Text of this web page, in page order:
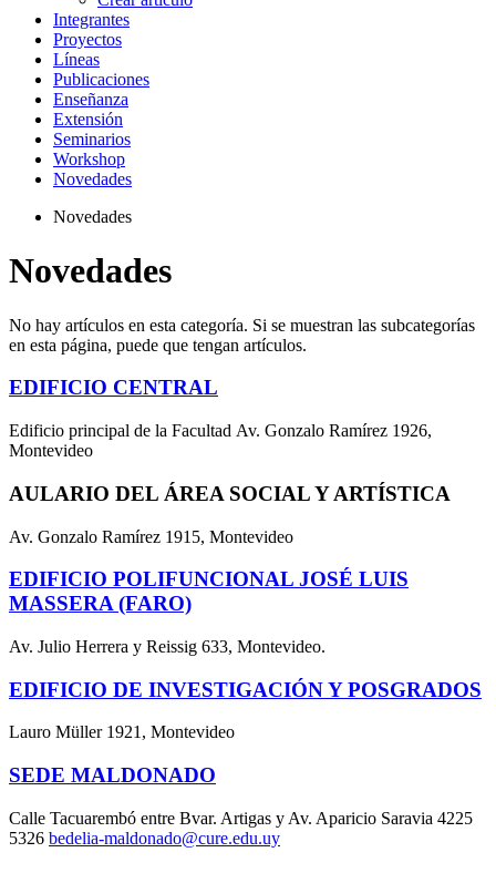
Integrantes
Proyectos
Líneas
Publicaciones
Enseñanza
Extensión
Seminarios
Workshop
Novedades
Novedades
Novedades
No hay artículos en esta categoría. Si se muestran las subcategorías
en esta página, puede que tengan artículos.
EDIFICIO CENTRAL
Edificio principal de la Facultad Av. Gonzalo Ramírez 1926,
Montevideo
AULARIO DEL ÁREA SOCIAL Y ARTÍSTICA
Av. Gonzalo Ramírez 1915, Montevideo
EDIFICIO POLIFUNCIONAL JOSÉ LUIS
MASSERA (FARO)
Av. Julio Herrera y Reissig 633, Montevideo.
EDIFICIO DE INVESTIGACIÓN Y POSGRADOS
Lauro Müller 1921, Montevideo
SEDE MALDONADO
Calle Tacuarembó entre Bvar. Artigas y Av. Aparicio Saravia 4225
5326 bedelia-maldonado@cure.edu.uy